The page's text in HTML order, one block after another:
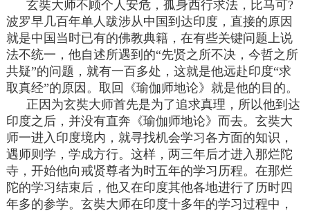
玄奘大师不顾个人安危，孤身西行求法，比马可?
波罗早几百年单人跋涉从中国到达印度，直接的原因
就是中国当时已有的佛教典籍，在有些关键问题上说
法不统一，他自述所遇到的“先贤之所不决，今哲之所
共疑”的问题，就有一百多处，这就是他远赴印度“求
取真经”的原因。取回《瑜伽师地论》就是他的目的。
正因为玄奘大师首先是为了追求真理，所以他到达
印度之后，并没有直奔《瑜伽师地论》而去。玄奘大
师一进入印度境内，就寻找机会学习各方面的知识，
遇师则学，学成方行。这样，两三年后才进入那烂陀
寺，开始他向戒贤尊者为时五年的学习历程。在那烂
陀的学习结束后，他又在印度其他各地进行了历时四
年多的参学。玄奘大师在印度十多年的学习过程中，